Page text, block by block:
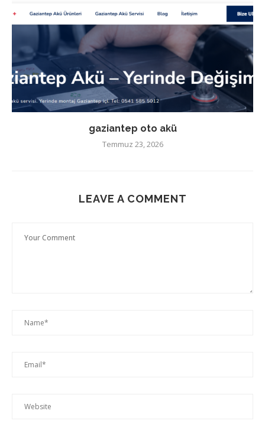
gaziantep oto akü
Temmuz 23, 2026
LEAVE A COMMENT